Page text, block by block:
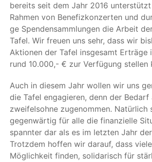
bereits seit dem Jahr 2016 unter­stützt
Rah­men von Bene­fiz­kon­zer­ten und
ge Spen­den­samm­lun­gen die Arbeit
Tafel. Wir freu­en uns sehr, dass wir
Aktio­nen der Tafel ins­ge­samt Erträ­ge
rund 10.000,- € zur Ver­fü­gung stel­len
Auch in die­sem Jahr wol­len wir uns
die Tafel enga­gie­ren, denn der Bedarf
zwei­fels­oh­ne zuge­nom­men. Natür­lich
gegen­wär­tig für alle die finan­zi­el­le
spann­ter dar als es im letz­ten Jahr
Trotz­dem hof­fen wir dar­auf, dass
Mög­lich­keit fin­den, soli­da­risch für